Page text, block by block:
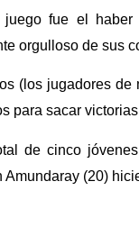
fue el
orgulloso de sus
(los jugadores
para sacar
de cinco
(20)